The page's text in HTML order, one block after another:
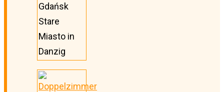
Gdańsk
Stare
Miasto in
Danzig